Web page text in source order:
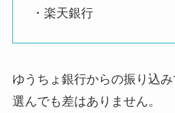
・楽天銀行
ゆうちょ銀行からの振り込
選んでも差はありません。